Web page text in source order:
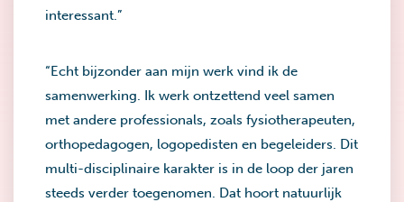
interessant.”
“Echt bijzonder aan mijn werk vind ik de
samenwerking. Ik werk ontzettend veel samen
met andere professionals, zoals fysiotherapeuten,
orthopedagogen, logopedisten en begeleiders. Dit
multi-disciplinaire karakter is in de loop der jaren
steeds verder toegenomen. Dat hoort natuurlijk